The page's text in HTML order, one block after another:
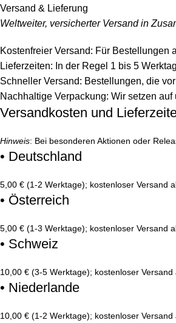
Versand & Lieferung
Weltweiter, versicherter Versand in
Kostenfreier Versand: Für Bestellungen
Lieferzeiten: In der Regel 1 bis 5
Schneller Versand: Bestellungen, die
Nachhaltige Verpackung: Wir setzen
Versandkosten und
Hinweis: Bei besonderen Aktionen oder
• Deutschland
5,00 € (1-2 Werktage); kostenloser Versand
• Österreich
5,00 € (1-3 Werktage); kostenloser Versand
• Schweiz
10,00 € (3-5 Werktage); kostenloser Versand
• Niederlande
10,00 € (1-2 Werktage); kostenloser Versand